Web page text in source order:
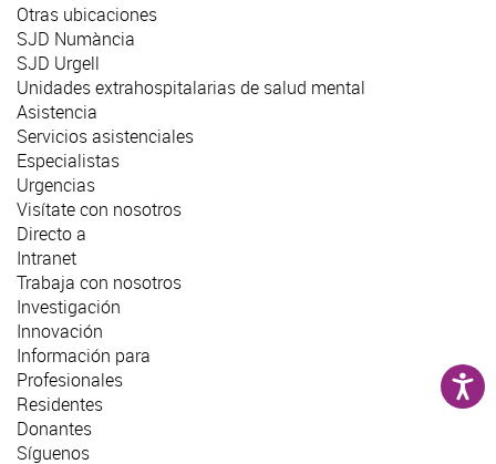
Otras ubicaciones
SJD Numància
SJD Urgell
Unidades extrahospitalarias de salud mental
Asistencia
Servicios asistenciales
Especialistas
Urgencias
Visítate con nosotros
Directo a
Intranet
Trabaja con nosotros
Investigación
Innovación
Información para
Profesionales
Residentes
Donantes
Síguenos